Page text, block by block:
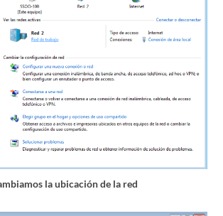
la ubicación de la red